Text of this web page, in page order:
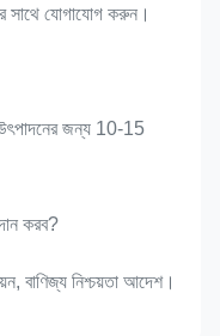
সাথে যোগাযোগ করুন।
জন্য 10-15
করব?
বাণিজ্য নিশ্চয়তা আদেশ।